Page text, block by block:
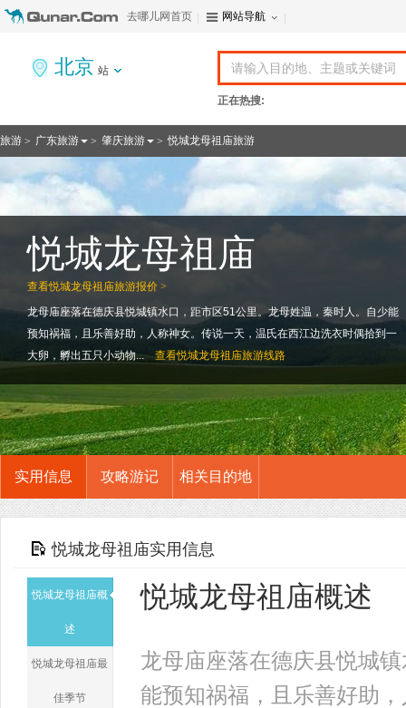
去哪儿网首页 网站导航
北京 站
正在热搜:
旅游 > 广东旅游 > 肇庆旅游 > 悦城龙母祖庙旅游
查看悦城龙母祖庙旅游报价 >
悦城龙母祖庙
龙母庙座落在德庆县悦城镇水口，距市区51公里。龙母姓温，秦时人。自少能
预知祸福，且乐善好助，人称神女。传说一天，温氏在西江边洗衣时偶拾到一
大卵，孵出五只小动物...
查看悦城龙母祖庙旅游线路
实用信息 攻略游记 相关目的地
悦城龙母祖庙实用信息
悦城龙母祖庙概
述
悦城龙母祖庙最
佳季节
悦城龙母祖庙概述
龙母庙座落在德庆县悦城
能预知祸福，且乐善好助